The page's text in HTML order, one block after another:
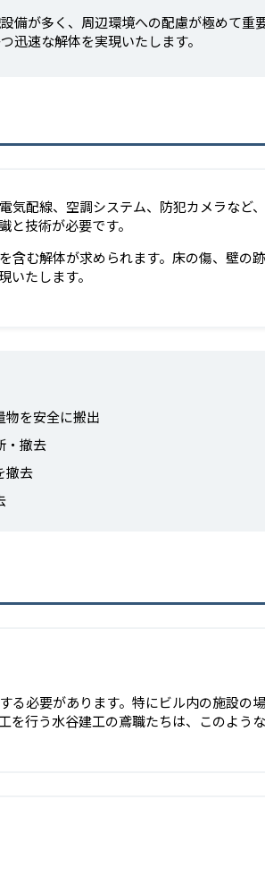
備が多く、周辺環境への配慮が極めて
迅速な解体を実現いたします。
気配線、空調システム、防犯カメラな
技術が必要です。
含む解体が求められます。床の傷、壁
たします。
物を安全に搬出
・撤去
撤去
る必要があります。特にビル内の施設
行う水谷建工の鳶職たちは、このよう